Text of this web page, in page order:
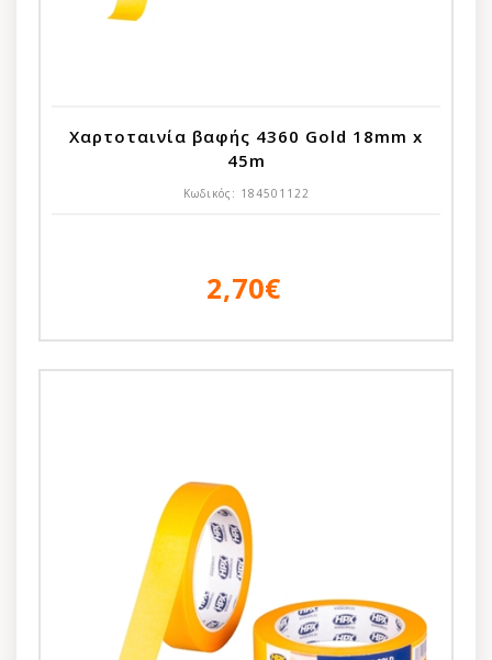
Χαρτοταινία βαφής 4360 Gold 18mm x
45m
Κωδικός: 184501122
2,70€